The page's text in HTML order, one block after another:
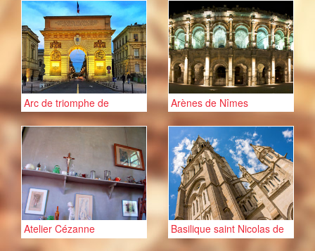
Arc de triomphe de
Montpellier
Arènes de Nîmes
Atelier Cézanne
Basilique saint Nicolas de
Nantes